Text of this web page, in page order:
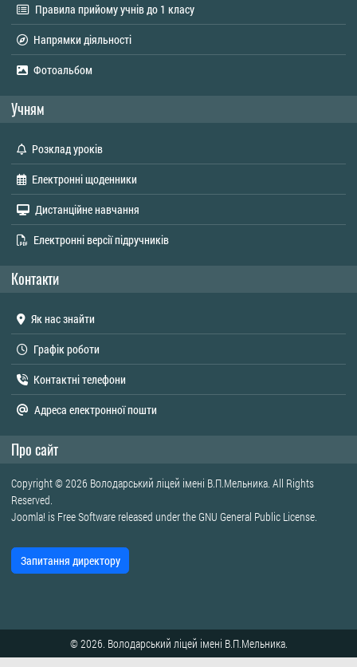
Правила прийому учнів до 1 класу
Напрямки діяльності
Фотоальбом
Учням
Розклад уроків
Електронні щоденники
Дистанційне навчання
Електронні версії підручників
Контакти
Як нас знайти
Графік роботи
Контактні телефони
Адреса електронної пошти
Про сайт
Copyright © 2026 Володарський ліцей імені В.П.Мельника. All Rights
Reserved.
Joomla! is Free Software released under theGNU General Public License.
Запитання директору
© 2026. Володарський ліцей імені В.П.Мельника.